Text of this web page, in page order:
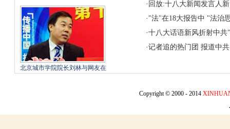
北京城市学院院长刘林与网友在
· 回放:十八大新闻发言人
· "法"在18大报告中 "法治
·十八大话语新风折射中
·记者追的热门团 报道中共
Copyright © 2000 - 2014